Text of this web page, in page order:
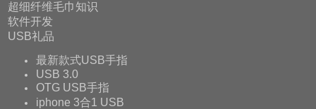
超细纤维毛巾知识
软件开发
USB礼品
最新款式USB手指
USB 3.0
OTG USB手指
iphone 3合1 USB